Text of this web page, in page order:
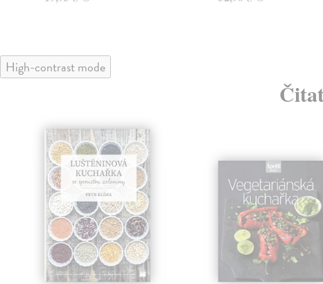
High-contrast mode